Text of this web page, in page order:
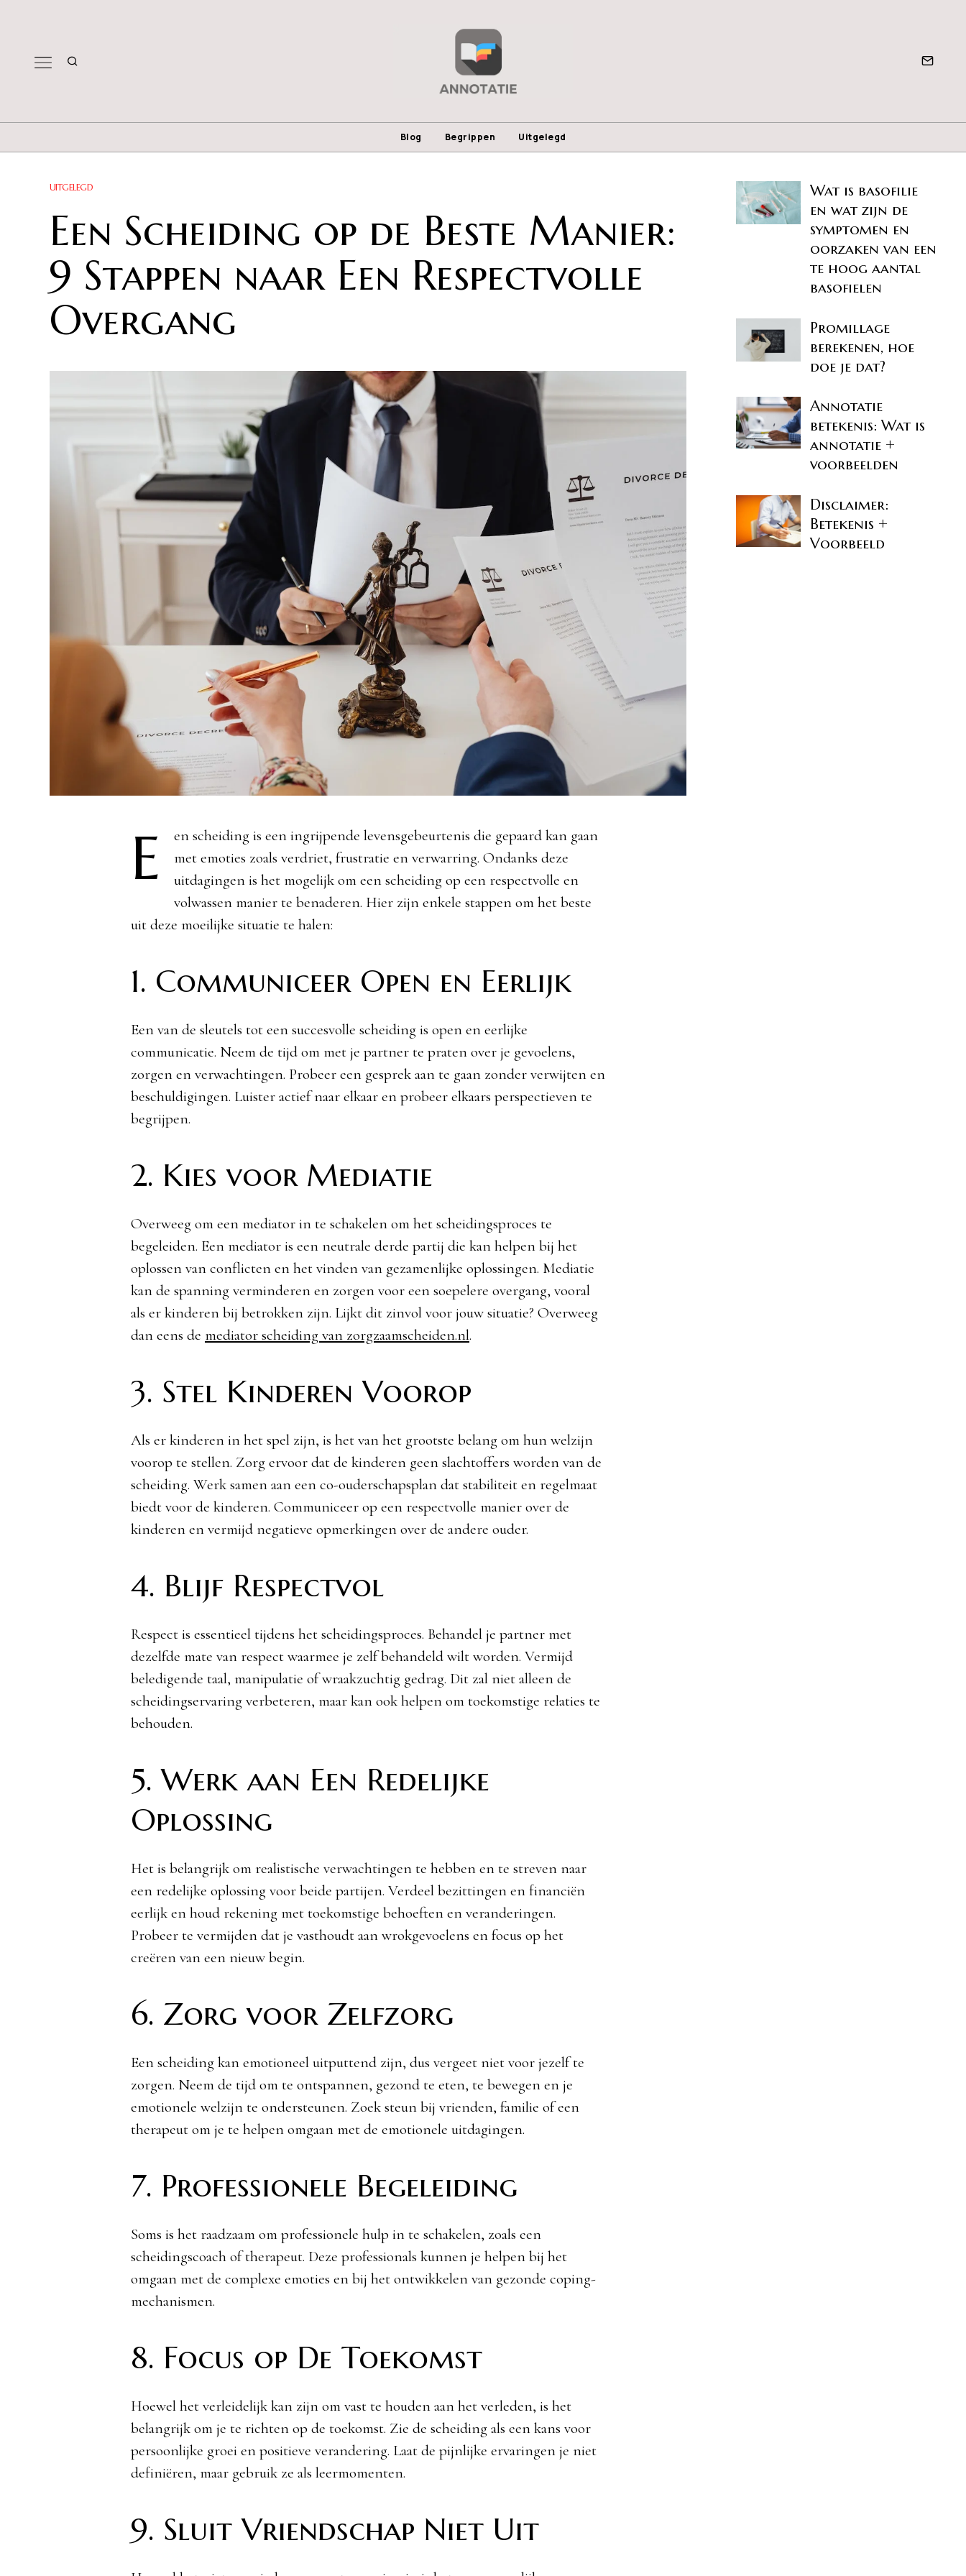
Blog Begrippen Uitgelegd
UITGELEGD
Een Scheiding op de Beste Manier:
9 Stappen naar Een Respectvolle
Overgang
E
en scheiding is een ingrijpende levensgebeurtenis die gepaard kan gaan
met emoties zoals verdriet, frustratie en verwarring. Ondanks deze
uitdagingen is het mogelijk om een scheiding op een respectvolle en
volwassen manier te benaderen. Hier zijn enkele stappen om het beste
uit deze moeilijke situatie te halen:
1. Communiceer Open en Eerlijk
Een van de sleutels tot een succesvolle scheiding is open en eerlijke
communicatie. Neem de tijd om met je partner te praten over je gevoelens,
zorgen en verwachtingen. Probeer een gesprek aan te gaan zonder verwijten en
beschuldigingen. Luister actief naar elkaar en probeer elkaars perspectieven te
begrijpen.
2. Kies voor Mediatie
Overweeg om een mediator in te schakelen om het scheidingsproces te
begeleiden. Een mediator is een neutrale derde partij die kan helpen bij het
oplossen van conflicten en het vinden van gezamenlijke oplossingen. Mediatie
kan de spanning verminderen en zorgen voor een soepelere overgang, vooral
als er kinderen bij betrokken zijn. Lijkt dit zinvol voor jouw situatie? Overweeg
dan eens de mediator scheiding van zorgzaamscheiden.nl.
3. Stel Kinderen Voorop
Als er kinderen in het spel zijn, is het van het grootste belang om hun welzijn
voorop te stellen. Zorg ervoor dat de kinderen geen slachtoffers worden van de
scheiding. Werk samen aan een co-ouderschapsplan dat stabiliteit en regelmaat
biedt voor de kinderen. Communiceer op een respectvolle manier over de
kinderen en vermijd negatieve opmerkingen over de andere ouder.
4. Blijf Respectvol
Respect is essentieel tijdens het scheidingsproces. Behandel je partner met
dezelfde mate van respect waarmee je zelf behandeld wilt worden. Vermijd
beledigende taal, manipulatie of wraakzuchtig gedrag. Dit zal niet alleen de
scheidingservaring verbeteren, maar kan ook helpen om toekomstige relaties te
behouden.
5. Werk aan Een Redelijke
Oplossing
Het is belangrijk om realistische verwachtingen te hebben en te streven naar
een redelijke oplossing voor beide partijen. Verdeel bezittingen en financiën
eerlijk en houd rekening met toekomstige behoeften en veranderingen.
Probeer te vermijden dat je vasthoudt aan wrokgevoelens en focus op het
creëren van een nieuw begin.
6. Zorg voor Zelfzorg
Een scheiding kan emotioneel uitputtend zijn, dus vergeet niet voor jezelf te
zorgen. Neem de tijd om te ontspannen, gezond te eten, te bewegen en je
emotionele welzijn te ondersteunen. Zoek steun bij vrienden, familie of een
therapeut om je te helpen omgaan met de emotionele uitdagingen.
7. Professionele Begeleiding
Soms is het raadzaam om professionele hulp in te schakelen, zoals een
scheidingscoach of therapeut. Deze professionals kunnen je helpen bij het
omgaan met de complexe emoties en bij het ontwikkelen van gezonde coping-
mechanismen.
8. Focus op De Toekomst
Hoewel het verleidelijk kan zijn om vast te houden aan het verleden, is het
belangrijk om je te richten op de toekomst. Zie de scheiding als een kans voor
persoonlijke groei en positieve verandering. Laat de pijnlijke ervaringen je niet
definiëren, maar gebruik ze als leermomenten.
9. Sluit Vriendschap Niet Uit
Wat is basofilie
en wat zijn de
symptomen en
oorzaken van een
te hoog aantal
basofielen
Promillage
berekenen, hoe
doe je dat?
Annotatie
betekenis: Wat is
annotatie +
voorbeelden
Disclaimer:
Betekenis +
Voorbeeld